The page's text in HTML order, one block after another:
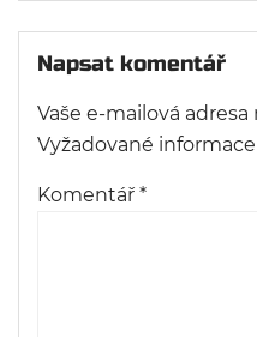
Napsat komentář
Vaše e-mailová
Vyžadované
Komentář *